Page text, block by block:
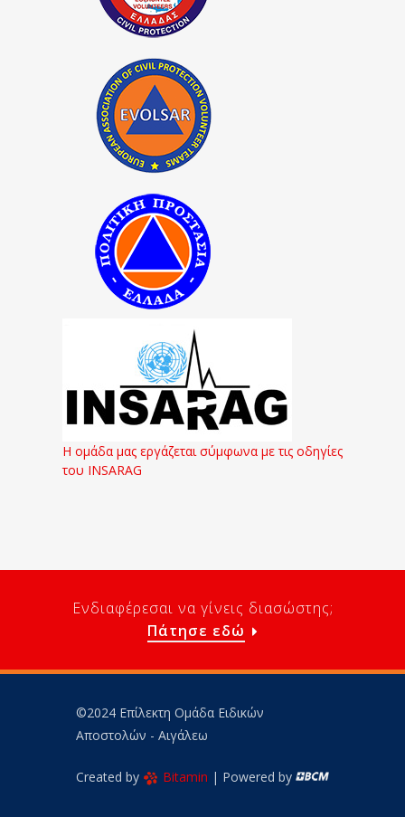
Η ομάδα μας εργάζεται σύμφωνα με τις οδηγίες
του INSARAG
Ενδιαφέρεσαι να γίνεις διασώστης;
Πάτησε εδώ
©2024 Επίλεκτη Ομάδα Ειδικών
Αποστολών - Αιγάλεω
Created by Bitamin | Powered by